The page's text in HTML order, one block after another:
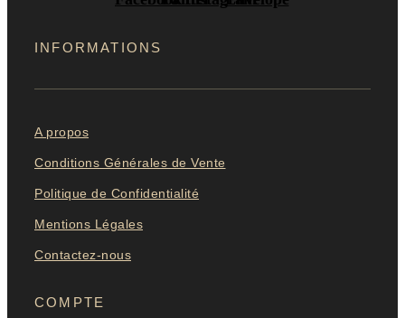
INFORMATIONS
A propos
Conditions Générales de Vente
Politique de Confidentialité
Mentions Légales
Contactez-nous
COMPTE